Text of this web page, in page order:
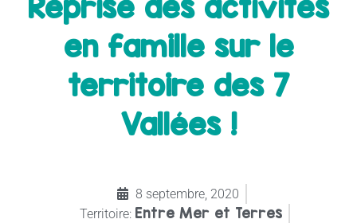
en famille sur le
territoire des 7
Vallées !
8 septembre, 2020
Territoire: Entre Mer et Terres